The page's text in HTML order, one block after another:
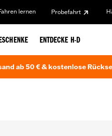
lernen Probefahrt
ENTDECKE H-D
ab 50 € & kostenlose